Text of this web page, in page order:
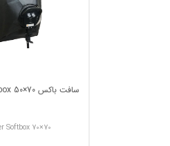
سافت ‌باکس Answer Softbox 50×70
Softbox 70×70